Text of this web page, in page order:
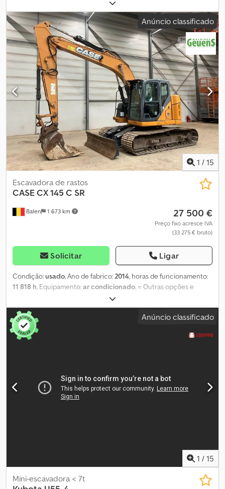
automático/hidráulico - Sistema hidráulico para martelo/tesoura -
Concha padrão = Mais informações = Peso em vazio: 24.900 kg
Contacte Geert Geuens para obter mais informações.
Anúncio classificado
1 / 15
Balen 1 673 km
Escavadora de rastos
CASECX 145 C SR
27 500 €
Preço fixo acresce IVA
(33 275 € bruto)
Solicitar Ligar
Condição:usado, Ano de fabrico:2014, horas de funcionamento:
11 818 h, Equipamento:ar condicionado, = Outras opções e
acessórios = - Acoplamento rápido automático/hidráulico -
Concha padrão = Mais informações = Credpfxjzr Ichj Afljf Peso em
vazio: 15.700 kg Para obter mais informações, contacte Geert
Geuens.
Anúncio classificado
1 / 15
Mini-escavadora < 7t